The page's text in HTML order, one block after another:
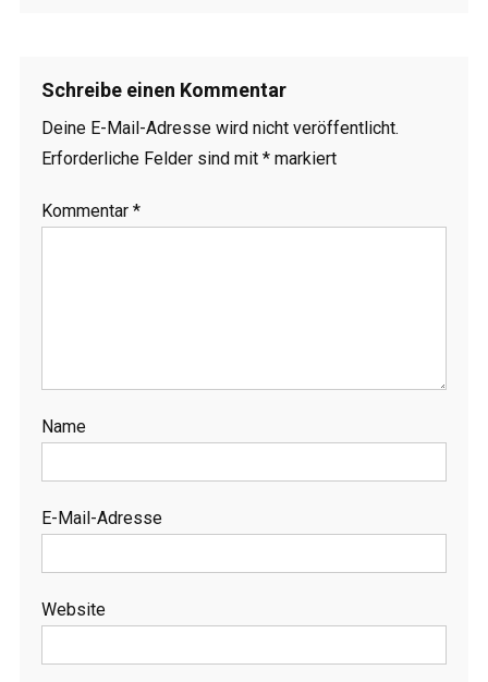
Schreibe einen Kommentar
Deine E-Mail-Adresse wird nicht veröffentlicht.
Erforderliche Felder sind mit *markiert
Kommentar *
Name
E-Mail-Adresse
Website